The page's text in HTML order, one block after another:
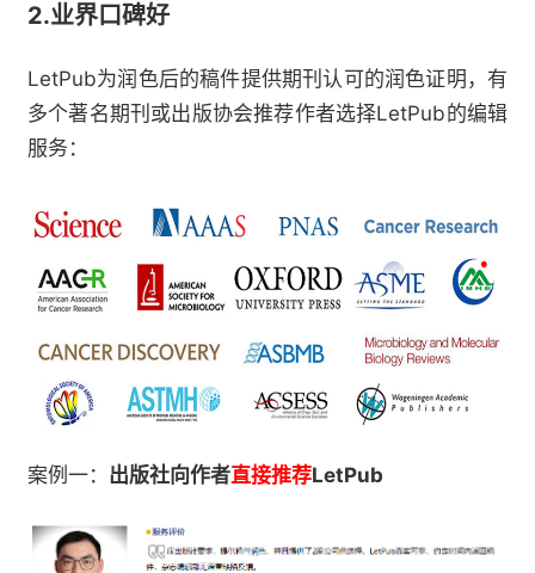
2.业界口碑好
LetPub为润色后的稿件提供期刊认可的润色证明，有
多个著名期刊或出版协会推荐作者选择LetPub 的编辑
服务：
案例一： 出版社向作者直接推荐LetPub